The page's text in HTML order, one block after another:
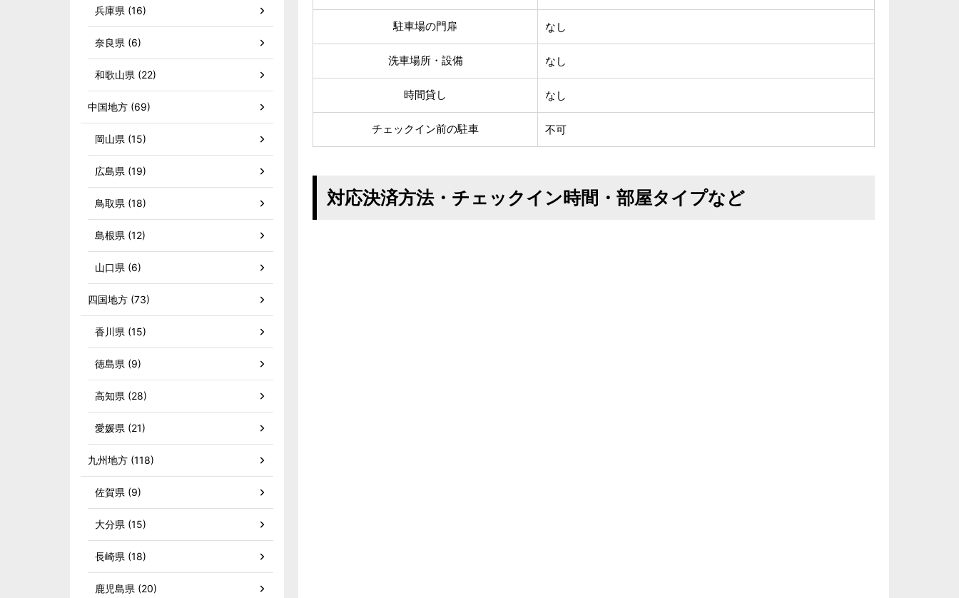
駐車場の門扉 なし
洗車場所・設備 なし
時間貸し なし
チェックイン前の駐車 不可
対応決済方法・チェックイン時間・部屋タイプなど
兵庫県 (16)
奈良県 (6)
和歌山県 (22)
中国地方 (69)
岡山県 (15)
広島県 (19)
鳥取県 (18)
島根県 (12)
山口県 (6)
四国地方 (73)
香川県 (15)
徳島県 (9)
高知県 (28)
愛媛県 (21)
九州地方 (118)
佐賀県 (9)
大分県 (15)
長崎県 (18)
鹿児島県 (20)